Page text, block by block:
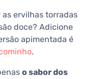
as ervilhas torradas
doce? Adicione
apimentada é
.
o sabor dos